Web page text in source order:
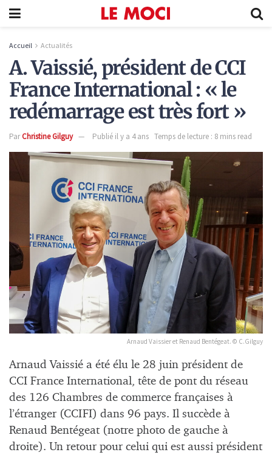
Accueil Actualités
A. Vaissié, président de CCI
France International : « le
redémarrage est très fort »
ParChristine Gilguy Publié il y a 4 ans Temps de lecture : 8 mins read
Arnaud Vaissier et Renaud Bentégeat. © C.Gilguy
Arnaud Vaissié a été élu le 28 juin président de
CCI France International, tête de pont du réseau
des 126 Chambres de commerce françaises à
l’étranger (CCIFI) dans 96 pays. Il succède à
Renaud Bentégeat (notre photo de gauche à
droite). Un retour pour celui qui est aussi président